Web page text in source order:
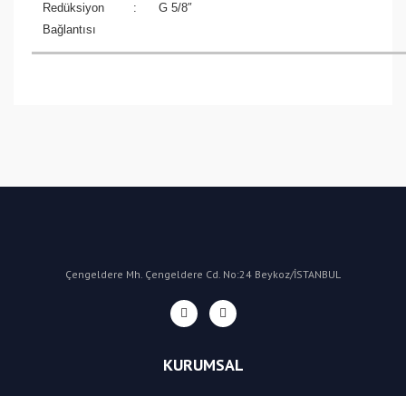
Redüksiyon
Bağlantısı
: G 5/8″
Çengeldere Mh. Çengeldere Cd. No:24 Beykoz/İSTANBUL
KURUMSAL